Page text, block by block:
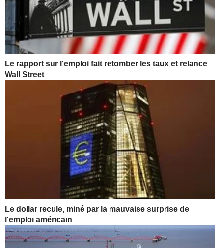
Le rapport sur l'emploi fait retomber les taux et relance
Wall Street
Le dollar recule, miné par la mauvaise surprise de
l'emploi américain